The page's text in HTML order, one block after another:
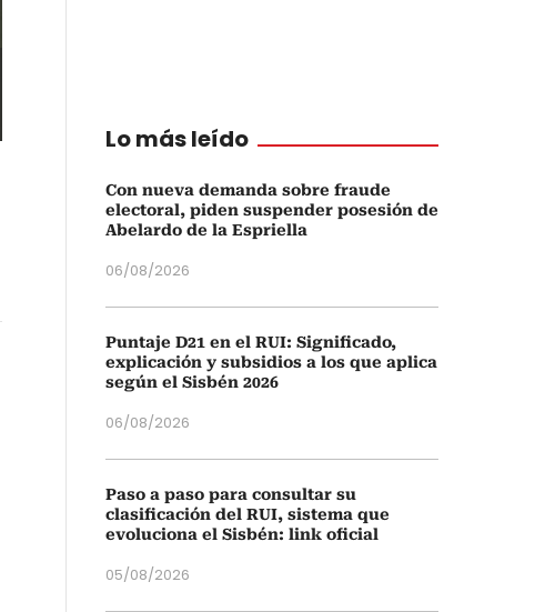
Lo más leído
Con nueva demanda sobre fraude
electoral, piden suspender posesión de
Abelardo de la Espriella
06/08/2026
Puntaje D21 en el RUI: Significado,
explicación y subsidios a los que aplica
según el Sisbén 2026
06/08/2026
Paso a paso para consultar su
clasificación del RUI, sistema que
evoluciona el Sisbén: link oficial
05/08/2026